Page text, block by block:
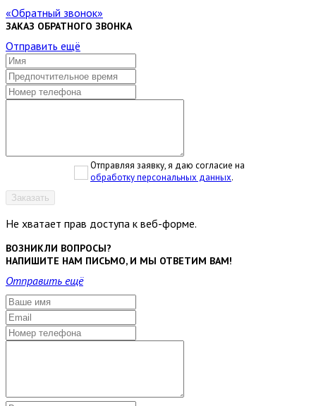
Обратный звонок
ЗАКАЗ ОБРАТНОГО ЗВОНКА
Отправить ещё
Отправляя заявку, я даю согласие на
обработку персональных данных.
Заказать
Не хватает прав доступа к веб-форме.
ВОЗНИКЛИ ВОПРОСЫ?
НАПИШИТЕ НАМ ПИСЬМО, И МЫ ОТВЕТИМ ВАМ!
Отправить ещё